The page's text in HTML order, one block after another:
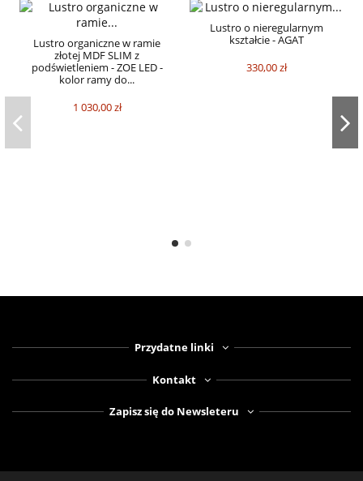
Lustro organiczne w ramie
złotej MDF SLIM z
podświetleniem - ZOE LED -
kolor ramy do...
1 030,00 zł
Lustro o nieregularnym
kształcie - AGAT
330,00 zł
Przydatne linki
Kontakt
Zapisz się do Newsleteru